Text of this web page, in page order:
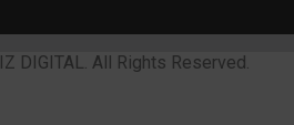
DIGITAL. All Rights Reserved.